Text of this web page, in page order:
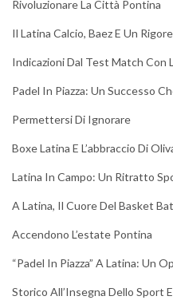
Rivoluzionare La Città Pontina
Il Latina Calcio, Baez E Un
Indicazioni Dal Test Match Con
Padel In Piazza: Un Successo
Permettersi Di Ignorare
Boxe Latina E L’abbraccio Di
Latina In Campo: Un Ritratto
A Latina, Il Cuore Del Basket
Accendono L’estate Pontina
“Padel In Piazza” A Latina: Un
Storico All’Insegna Dello Sport